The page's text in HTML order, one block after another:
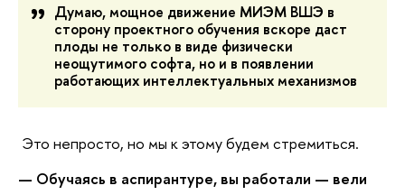
Думаю, мощное движение МИЭМ ВШЭ в
сторону проектного обучения вскоре даст
плоды не только в виде физически
неощутимого софта, но и в появлении
работающих интеллектуальных механизмов
Это непросто, но мы к этому будем стремиться.
— Обучаясь в аспирантуре, вы работали — вели